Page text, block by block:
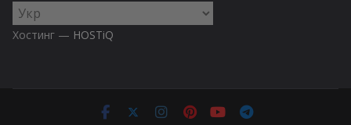
Выбрать
язык
Хостинг — HOSTiQ